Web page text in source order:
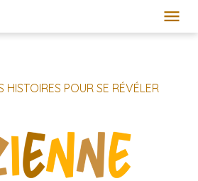
Pour qui?
Actualités
HISTOIRES POUR SE RÉVÉLER